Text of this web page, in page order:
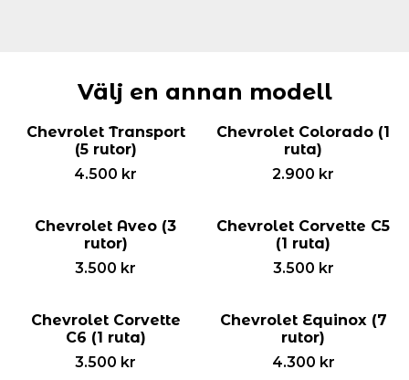
Välj en annan modell
Chevrolet Transport
(5 rutor)
4.500 kr
Chevrolet Colorado (1
ruta)
2.900 kr
Chevrolet Aveo (3
rutor)
3.500 kr
Chevrolet Corvette C5
(1 ruta)
3.500 kr
Chevrolet Corvette
C6 (1 ruta)
3.500 kr
Chevrolet Equinox (7
rutor)
4.300 kr